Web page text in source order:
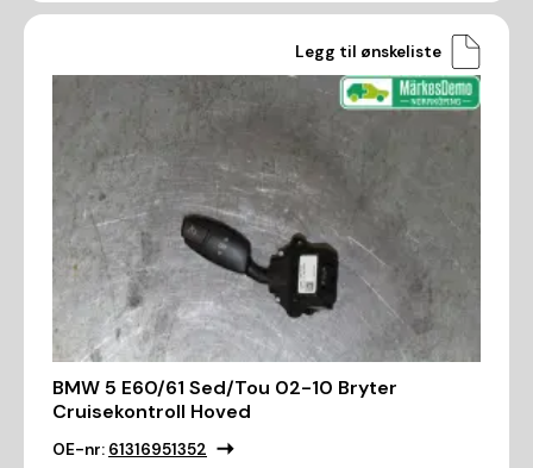
Legg til ønskeliste
BMW 5 E60/61 Sed/Tou 02-10 Bryter
Cruisekontroll Hoved
OE-nr: 61316951352